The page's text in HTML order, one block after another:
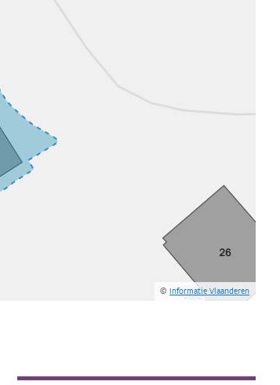
©Informatie Vlaanderen